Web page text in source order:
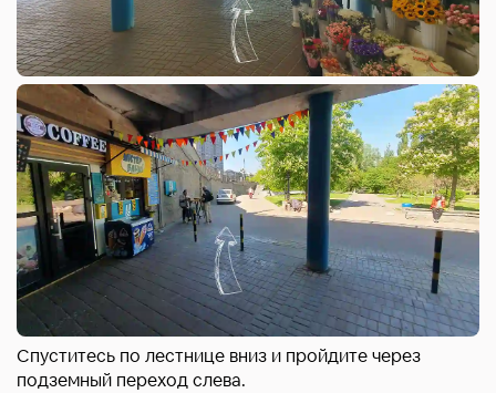
Спуститесь по лестнице вниз и пройдите через
подземный переход слева.